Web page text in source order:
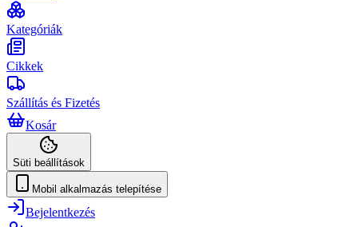
Kategóriák
Cikkek
Szállítás és Fizetés
Kosár
Süti beállítások
Mobil alkalmazás telepítése
Bejelentkezés